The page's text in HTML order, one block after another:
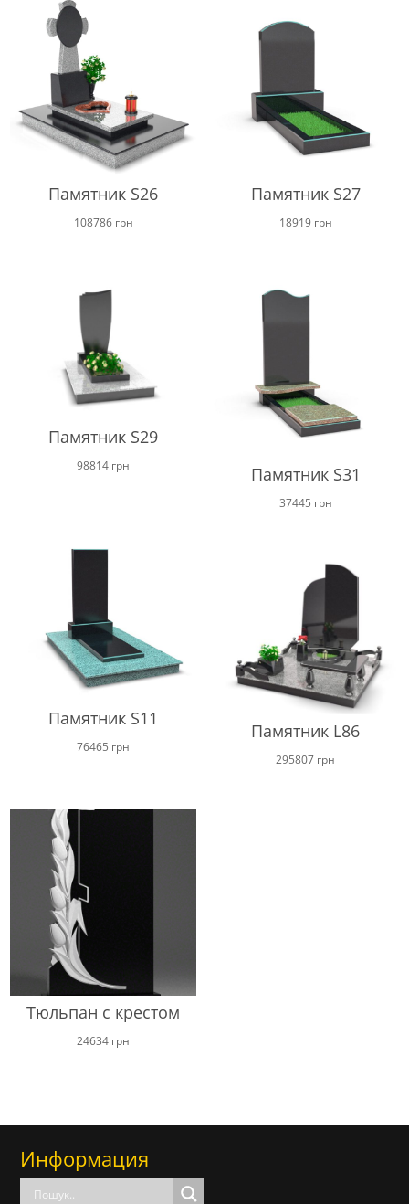
Памятник S26
108786 грн
Памятник S27
18919 грн
Памятник S29
98814 грн Памятник S31
37445 грн
Памятник S11
76465 грн
Памятник L86
295807 грн
Тюльпан с крестом
24634 грн
Информация